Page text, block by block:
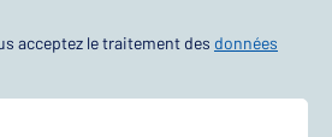
acceptez le traitement des données